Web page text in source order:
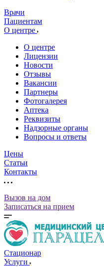
Врачи
Пациентам
О центре
О центре
Лицензии
Новости
Отзывы
Вакансии
Партнеры
Фотогалерея
Аптека
Реквизиты
Надзорные органы
Вопросы и ответы
Цены
Статьи
Контакты
Вызов на дом
Записаться на прием
Стационар
Услуги